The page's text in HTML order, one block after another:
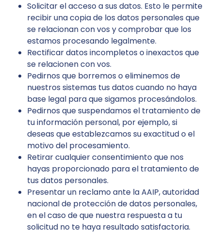
Solicitar el acceso a sus datos. Esto le permite
recibir una copia de los datos personales que
se relacionan con vos y comprobar que los
estamos procesando legalmente.
Rectificar datos incompletos o inexactos que
se relacionen con vos.
Pedirnos que borremos o eliminemos de
nuestros sistemas tus datos cuando no haya
base legal para que sigamos procesándolos.
Pedirnos que suspendamos el tratamiento de
tu información personal, por ejemplo, si
deseas que establezcamos su exactitud o el
motivo del procesamiento.
Retirar cualquier consentimiento que nos
hayas proporcionado para el tratamiento de
tus datos personales.
Presentar un reclamo ante la AAIP, autoridad
nacional de protección de datos personales,
en el caso de que nuestra respuesta a tu
solicitud no te haya resultado satisfactoria.